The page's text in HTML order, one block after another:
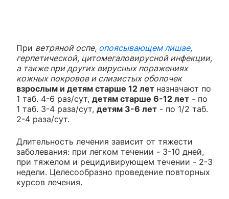
При ветряной оспе, опоясывающем лишае,
герпетической, цитомегаловирусной инфекции,
а также при других вирусных поражениях
кожных покровов и слизистых оболочек
взрослым и детям старше 12 лет назначают по
1 таб. 4-6 раз/сут, детям старше 6-12 лет - по
1 таб. 3-4 раза/сут, детям 3-6 лет - по 1/2 таб.
2-4 раза/сут.
Длительность лечения зависит от тяжести
заболевания: при легком течении - 3-10 дней,
при тяжелом и рецидивирующем течении - 2-3
недели. Целесообразно проведение повторных
курсов лечения.